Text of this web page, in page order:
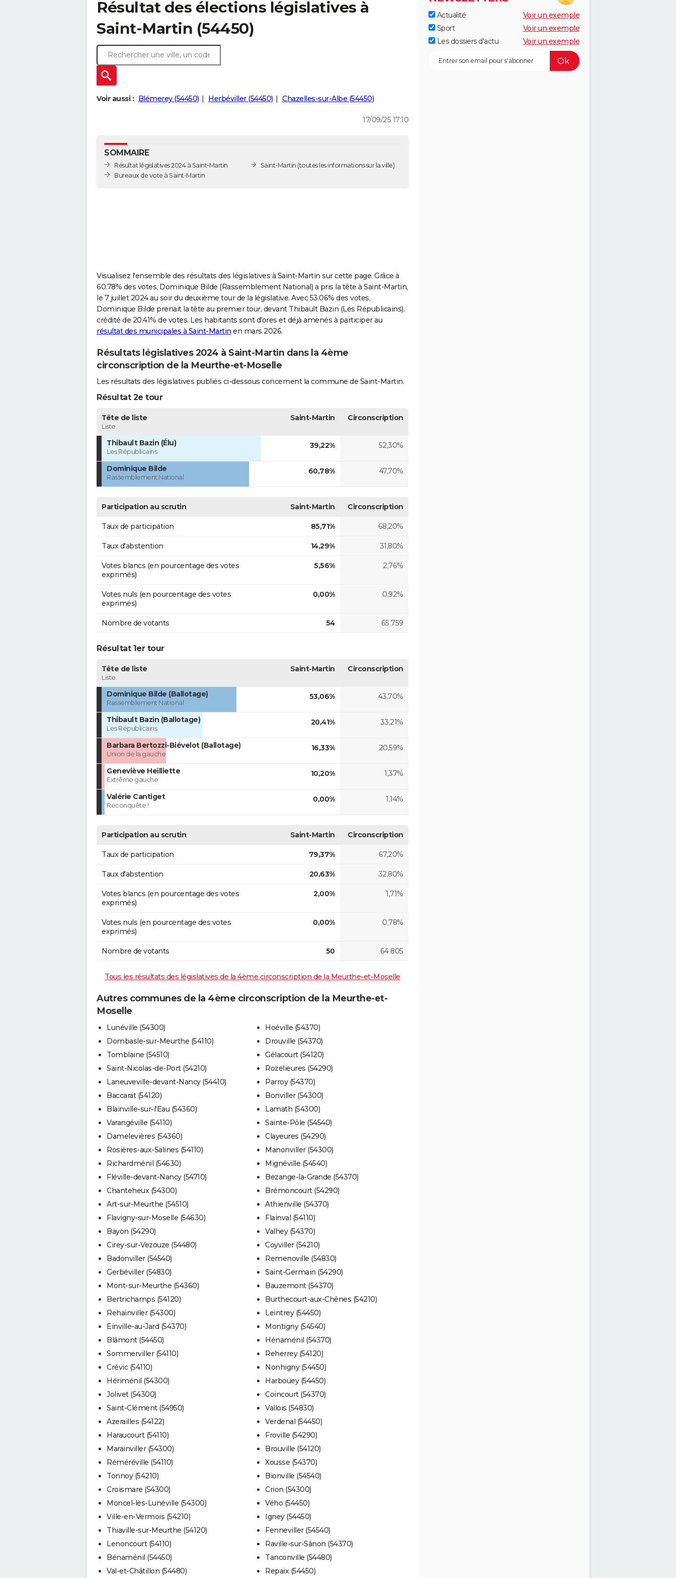
Résultat des élections législatives à
Saint-Martin (54450)
Voir aussi : Blémerey (54450) Herbéviller (54450) Chazelles-sur-Albe (54450)
17/09/25 17:10
SOMMAIRE
Résultat législatives 2024 à Saint-Martin
Bureaux de vote à Saint-Martin
Saint-Martin (toutes les informations sur la ville)
Visualisez l'ensemble des résultats des législatives à Saint-Martin sur cette page. Grâce à
60.78% des votes, Dominique Bilde (Rassemblement National) a pris la tête à Saint-Martin,
le 7 juillet 2024 au soir du deuxième tour de la législative. Avec 53.06% des votes,
Dominique Bilde prenait la tête au premier tour, devant Thibault Bazin (Les Républicains),
crédité de 20.41% de votes. Les habitants sont d'ores et déjà amenés à participer au
résultat des municipales à Saint-Martin en mars 2026.
Résultats législatives 2024 à Saint-Martin dans la 4ème
circonscription de la Meurthe-et-Moselle
Les résultats des législatives publiés ci-dessous concernent la commune de Saint-Martin.
Résultat 2e tour
Tête de liste
Liste
Saint-Martin Circonscription
Thibault Bazin (Élu)
Les Républicains
39,22% 52,30%
Dominique Bilde
Rassemblement National
60,78% 47,70%
Participation au scrutin Saint-Martin Circonscription
Taux de participation 85,71% 68,20%
Taux d'abstention 14,29% 31,80%
Votes blancs (en pourcentage des votes
exprimés)
5,56% 2,76%
Votes nuls (en pourcentage des votes
exprimés)
0,00% 0,92%
Nombre de votants 54 65 759
Résultat 1er tour
Tête de liste
Liste
Saint-Martin Circonscription
Dominique Bilde (Ballotage)
Rassemblement National
53,06% 43,70%
Thibault Bazin (Ballotage)
Les Républicains
20,41% 33,21%
Barbara Bertozzi-Biévelot (Ballotage)
Union de la gauche
16,33% 20,59%
Geneviève Heilliette
Extrême gauche
10,20% 1,37%
Valérie Cantiget
Reconquête !
0,00% 1,14%
Participation au scrutin Saint-Martin Circonscription
Taux de participation 79,37% 67,20%
Taux d'abstention 20,63% 32,80%
Votes blancs (en pourcentage des votes
exprimés)
2,00% 1,71%
Votes nuls (en pourcentage des votes
exprimés)
0,00% 0,78%
Nombre de votants 50 64 805
Tous les résultats des législatives de la 4ème circonscription de la Meurthe-et-Moselle
Autres communes de la 4ème circonscription de la Meurthe-et-
Moselle
Lunéville (54300)
Dombasle-sur-Meurthe (54110)
Tomblaine (54510)
Saint-Nicolas-de-Port (54210)
Laneuveville-devant-Nancy (54410)
Baccarat (54120)
Blainville-sur-l'Eau (54360)
Varangéville (54110)
Damelevières (54360)
Rosières-aux-Salines (54110)
Richardménil (54630)
Fléville-devant-Nancy (54710)
Chanteheux (54300)
Art-sur-Meurthe (54510)
Flavigny-sur-Moselle (54630)
Bayon (54290)
Cirey-sur-Vezouze (54480)
Badonviller (54540)
Gerbéviller (54830)
Mont-sur-Meurthe (54360)
Bertrichamps (54120)
Rehainviller (54300)
Einville-au-Jard (54370)
Blâmont (54450)
Sommerviller (54110)
Crévic (54110)
Hériménil (54300)
Jolivet (54300)
Saint-Clément (54950)
Azerailles (54122)
Haraucourt (54110)
Marainviller (54300)
Réméréville (54110)
Tonnoy (54210)
Croismare (54300)
Moncel-lès-Lunéville (54300)
Ville-en-Vermois (54210)
Thiaville-sur-Meurthe (54120)
Lenoncourt (54110)
Bénaménil (54450)
Val-et-Châtillon (54480)
Hoéville (54370)
Drouville (54370)
Gélacourt (54120)
Rozelieures (54290)
Parroy (54370)
Bonviller (54300)
Lamath (54300)
Sainte-Pôle (54540)
Clayeures (54290)
Manonviller (54300)
Mignéville (54540)
Bezange-la-Grande (54370)
Brémoncourt (54290)
Athienville (54370)
Flainval (54110)
Valhey (54370)
Coyviller (54210)
Remenoville (54830)
Saint-Germain (54290)
Bauzemont (54370)
Burthecourt-aux-Chênes (54210)
Leintrey (54450)
Montigny (54540)
Hénaménil (54370)
Reherrey (54120)
Nonhigny (54450)
Harbouey (54450)
Coincourt (54370)
Vallois (54830)
Verdenal (54450)
Froville (54290)
Brouville (54120)
Xousse (54370)
Bionville (54540)
Crion (54300)
Vého (54450)
Igney (54450)
Fenneviller (54540)
Raville-sur-Sânon (54370)
Tanconville (54480)
Repaix (54450)
Actualité
Voir un exemple
Sport
Voir un exemple
Les dossiers d'actu
Voir un exemple